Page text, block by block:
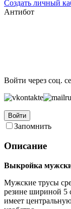
Создать личный
Антибот
Войти через соц.
Войти
Запомнить
Описание
Выкройка
Мужские трусы
резине шириной 5
имеет